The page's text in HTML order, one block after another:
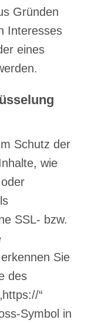
Gründen
Interesses
eines
Schutz der
wie
SSL- bzw.
Sie
des
“
Symbol in